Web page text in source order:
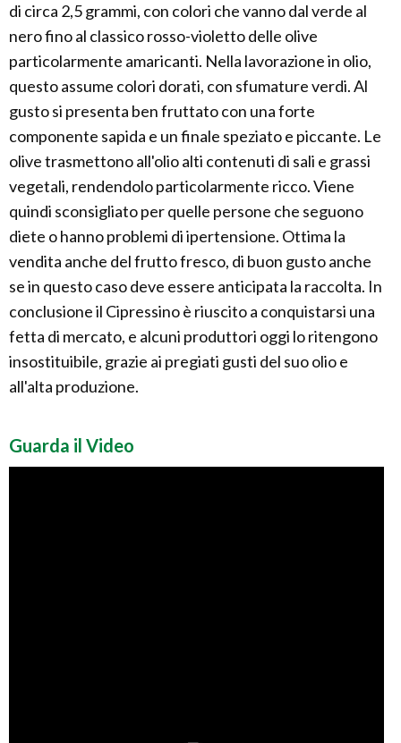
di circa 2,5 grammi, con colori che vanno dal verde al
nero fino al classico rosso-violetto delle olive
particolarmente amaricanti. Nella lavorazione in olio,
questo assume colori dorati, con sfumature verdi. Al
gusto si presenta ben fruttato con una forte
componente sapida e un finale speziato e piccante. Le
olive trasmettono all'olio alti contenuti di sali e grassi
vegetali, rendendolo particolarmente ricco. Viene
quindi sconsigliato per quelle persone che seguono
diete o hanno problemi di ipertensione. Ottima la
vendita anche del frutto fresco, di buon gusto anche
se in questo caso deve essere anticipata la raccolta. In
conclusione il Cipressino è riuscito a conquistarsi una
fetta di mercato, e alcuni produttori oggi lo ritengono
insostituibile, grazie ai pregiati gusti del suo olio e
all'alta produzione.
Guarda il Video